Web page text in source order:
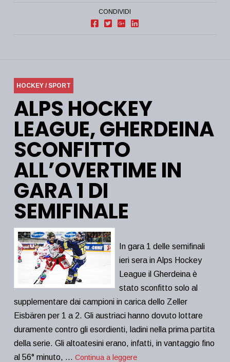
CONDIVIDI
HOCKEY / SPORT
ALPS HOCKEY
LEAGUE, GHERDEINA
SCONFITTO
ALL’OVERTIME IN
GARA 1 DI
SEMIFINALE
In gara 1 delle semifinali
ieri sera in Alps Hockey
League il Gherdeina è
stato sconfitto solo al
supplementare dai campioni in carica dello Zeller
Eisbären per 1 a 2. Gli austriaci hanno dovuto lottare
duramente contro gli esordienti, ladini nella prima partita
della serie. Gli altoatesini erano, infatti, in vantaggio fino
al 56° minuto, … Continua a leggere